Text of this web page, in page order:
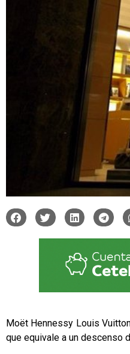
Moët Hennessy Louis
que equivale a un descenso